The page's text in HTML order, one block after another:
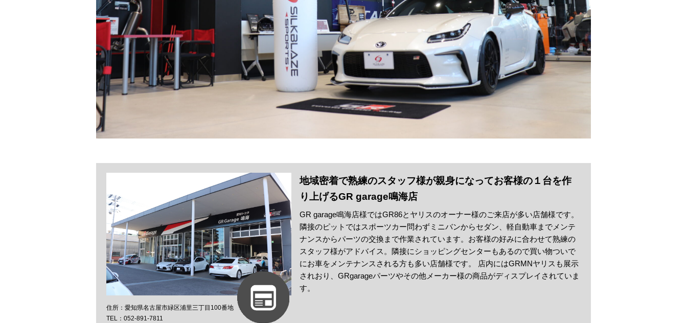
愛知県名古屋市緑区浦里三丁目100番地
052-891-7811
地域密着で熟練のスタッフ様が親身になってお客様の１台を作
り上げるGR garage鳴海店
GR garage鳴海店様ではGR86とヤリスのオーナー様のご来店が多い店舗様です。
隣接のピットではスポーツカー問わずミニバンからセダン、軽自動車までメンテ
ナンスからパーツの交換まで作業されています。お客様の好みに合わせて熟練の
スタッフ様がアドバイス。隣接にショッピングセンターもあるので買い物ついで
にお車をメンテナンスされる方も多い店舗様です。 店内にはGRMNヤリスも展示
されおり、GRgarageパーツやその他メーカー様の商品がディスプレイされていま
す。